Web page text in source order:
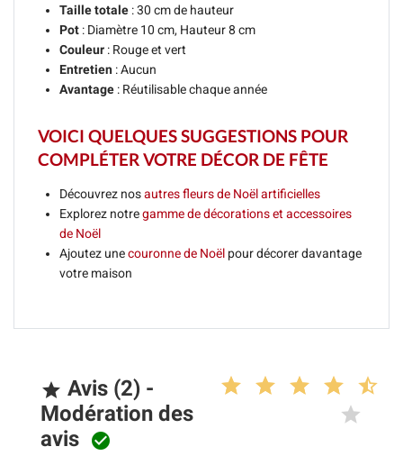
Taille totale : 30 cm de hauteur
Pot : Diamètre 10 cm, Hauteur 8 cm
Couleur : Rouge et vert
Entretien : Aucun
Avantage : Réutilisable chaque année
VOICI QUELQUES SUGGESTIONS POUR
COMPLÉTER VOTRE DÉCOR DE FÊTE
Découvrez nosautres fleurs de Noël artificielles
Explorez notregamme de décorations et accessoires
de Noël
Ajoutez unecouronne de Noël pour décorer davantage
votre maison
 Avis (2) -
Modération des
avis 